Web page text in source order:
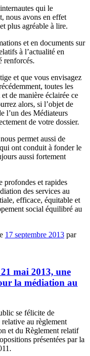
qui le
nous avons en effet
plus agréable à lire.
et en documents sur
à l’actualité en
renforcés.
et que vous envisagez
toutes les
de manière éclairée ce
alors, si l’objet de
l’un des Médiateurs
de votre dossier.
permet aussi de
ont conduit à fonder le
aussi fortement
profondes et rapides
des services au
efficace, équitable et
social équilibré au
17 septembre 2013 par
mai 2013, une
la médiation au
se félicite de
au règlement
et du Règlement relatif
présentées par la